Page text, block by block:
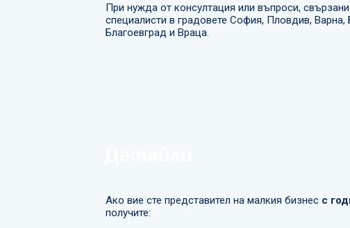
При нужда от консултация или въпроси,
специалисти в градовете София, Пловдив,
Благоевград и Враца.
Ако вие сте представител на малкия бизнес с
получите: